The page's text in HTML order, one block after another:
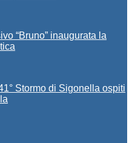
“Bruno” inaugurata la
Stormo di Sigonella ospiti